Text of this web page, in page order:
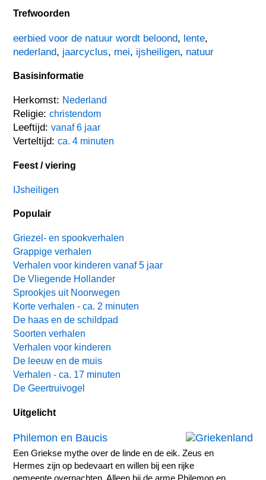
Trefwoorden
eerbied voor de natuur wordt beloond, lente,
nederland, jaarcyclus, mei, ijsheiligen, natuur
Basisinformatie
Herkomst: Nederland
Religie:christendom
Leeftijd:vanaf 6 jaar
Verteltijd:ca. 4 minuten
Feest / viering
IJsheiligen
Populair
Griezel- en spookverhalen
Grappige verhalen
Verhalen voor kinderen vanaf 5 jaar
De Vliegende Hollander
Sprookjes uit Noorwegen
Korte verhalen - ca. 2 minuten
De haas en de schildpad
Soorten verhalen
Verhalen voor kinderen
De leeuw en de muis
Verhalen - ca. 17 minuten
De Geertruivogel
Uitgelicht
Philemon en Baucis
Een Griekse mythe over de linde en de eik. Zeus en
Hermes zijn op bedevaart en willen bij een rijke